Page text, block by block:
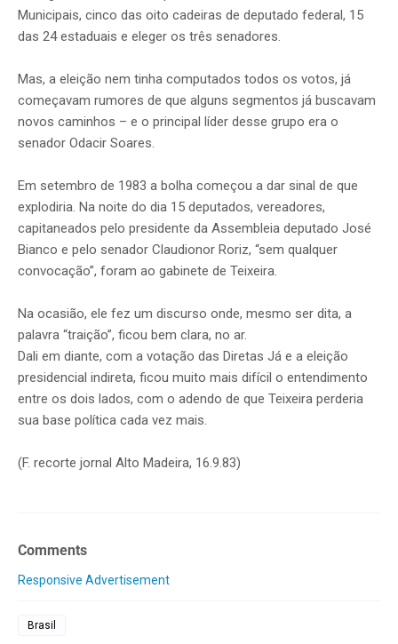
Municipais, cinco das oito cadeiras de deputado federal, 15
das 24 estaduais e eleger os três senadores.
Mas, a eleição nem tinha computados todos os votos, já
começavam rumores de que alguns segmentos já buscavam
novos caminhos – e o principal líder desse grupo era o
senador Odacir Soares.
Em setembro de 1983 a bolha começou a dar sinal de que
explodiria. Na noite do dia 15 deputados, vereadores,
capitaneados pelo presidente da Assembleia deputado José
Bianco e pelo senador Claudionor Roriz, “sem qualquer
convocação”, foram ao gabinete de Teixeira.
Na ocasião, ele fez um discurso onde, mesmo ser dita, a
palavra “traição”, ficou bem clara, no ar.
Dali em diante, com a votação das Diretas Já e a eleição
presidencial indireta, ficou muito mais difícil o entendimento
entre os dois lados, com o adendo de que Teixeira perderia
sua base política cada vez mais.
(F. recorte jornal Alto Madeira, 16.9.83)
Comments
Responsive Advertisement
Brasil